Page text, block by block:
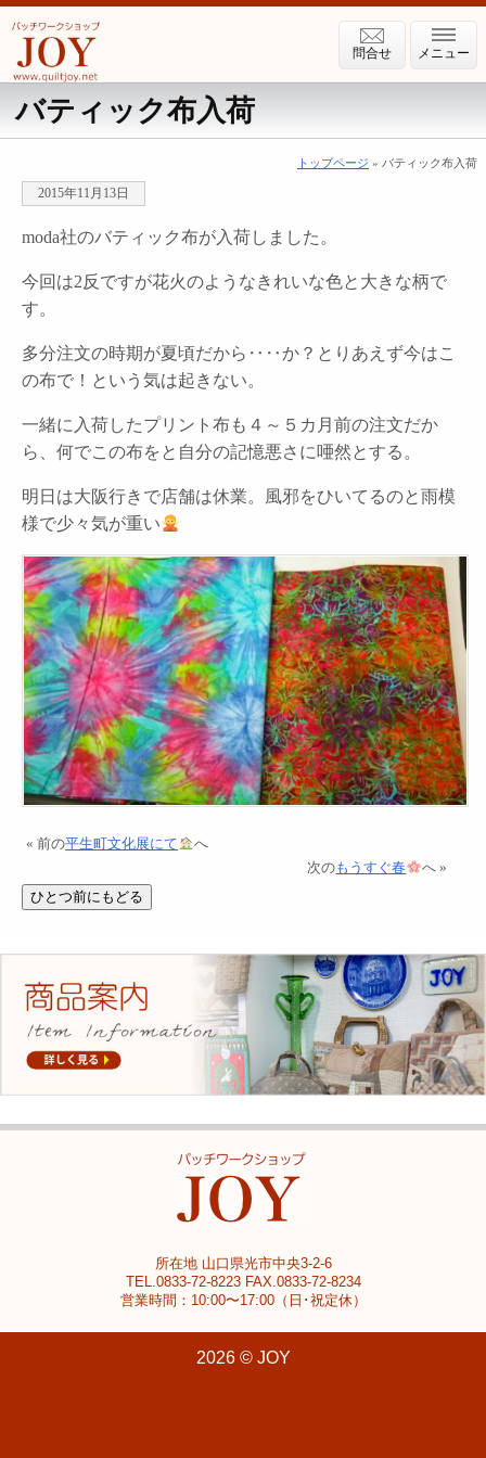
メニュー
問合せ
バティック布入荷
トップページ » バティック布入荷
2015年11月13日
moda社のバティック布が入荷しました。
今回は2反ですが花火のようなきれいな色と大きな柄で
す。
多分注文の時期が夏頃だから‥‥か？とりあえず今はこ
の布で！という気は起きない。
一緒に入荷したプリント布も４～５カ月前の注文だか
ら、何でこの布をと自分の記憶悪さに唖然とする。
明日は大阪行きで店舗は休業。風邪をひいてるのと雨模
様で少々気が重い
« 前の平生町文化展にて
へ
次のもうすぐ春 へ »
所在地 山口県光市中央3-2-6
TEL.0833-72-8223 FAX.0833-72-8234
営業時間：10:00〜17:00（日･祝定休）
2026 © JOY